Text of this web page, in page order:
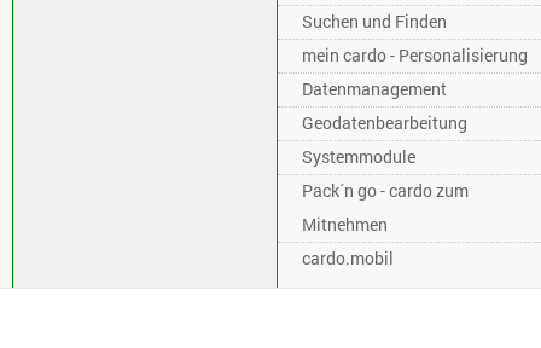
Suchen und Finden
mein cardo - Personalisierung
Datenmanagement
Geodatenbearbeitung
Systemmodule
Pack´n go - cardo zum
Mitnehmen
cardo.mobil